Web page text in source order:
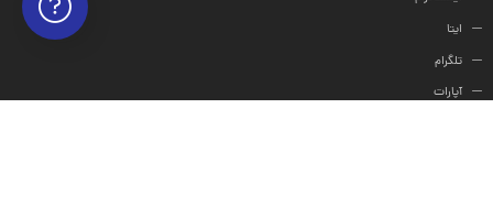
ایتا
تلگرام
آپارات